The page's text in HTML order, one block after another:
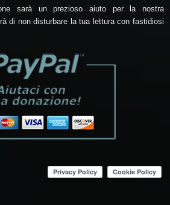
sarà un prezioso aiuto per la nostra
di non disturbare la tua lettura con fastidiosi